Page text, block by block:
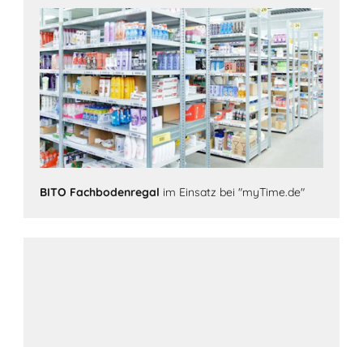
BITO Fachbodenregal im Einsatz bei "myTime.de"